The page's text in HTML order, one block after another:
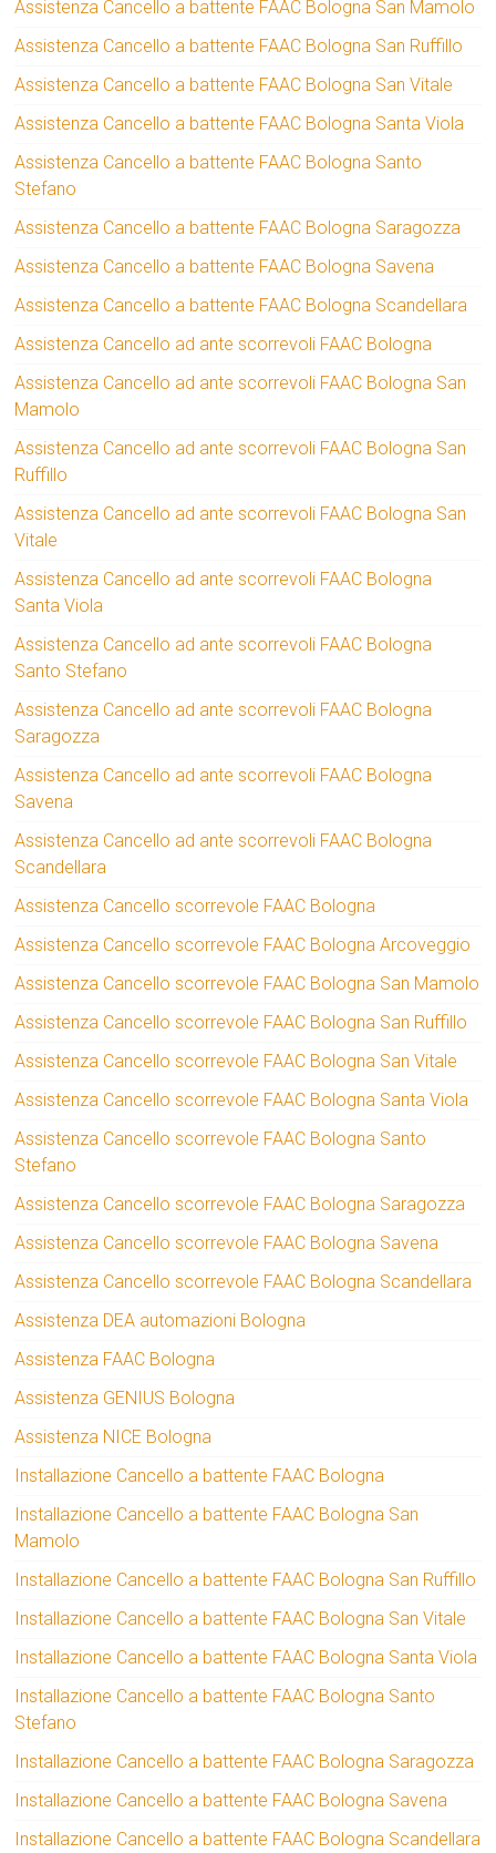
Assistenza Cancello a battente FAAC Bologna San Mamolo
Assistenza Cancello a battente FAAC Bologna San Ruffillo
Assistenza Cancello a battente FAAC Bologna San Vitale
Assistenza Cancello a battente FAAC Bologna Santa Viola
Assistenza Cancello a battente FAAC Bologna Santo
Stefano
Assistenza Cancello a battente FAAC Bologna Saragozza
Assistenza Cancello a battente FAAC Bologna Savena
Assistenza Cancello a battente FAAC Bologna Scandellara
Assistenza Cancello ad ante scorrevoli FAAC Bologna
Assistenza Cancello ad ante scorrevoli FAAC Bologna San
Mamolo
Assistenza Cancello ad ante scorrevoli FAAC Bologna San
Ruffillo
Assistenza Cancello ad ante scorrevoli FAAC Bologna San
Vitale
Assistenza Cancello ad ante scorrevoli FAAC Bologna
Santa Viola
Assistenza Cancello ad ante scorrevoli FAAC Bologna
Santo Stefano
Assistenza Cancello ad ante scorrevoli FAAC Bologna
Saragozza
Assistenza Cancello ad ante scorrevoli FAAC Bologna
Savena
Assistenza Cancello ad ante scorrevoli FAAC Bologna
Scandellara
Assistenza Cancello scorrevole FAAC Bologna
Assistenza Cancello scorrevole FAAC Bologna Arcoveggio
Assistenza Cancello scorrevole FAAC Bologna San Mamolo
Assistenza Cancello scorrevole FAAC Bologna San Ruffillo
Assistenza Cancello scorrevole FAAC Bologna San Vitale
Assistenza Cancello scorrevole FAAC Bologna Santa Viola
Assistenza Cancello scorrevole FAAC Bologna Santo
Stefano
Assistenza Cancello scorrevole FAAC Bologna Saragozza
Assistenza Cancello scorrevole FAAC Bologna Savena
Assistenza Cancello scorrevole FAAC Bologna Scandellara
Assistenza DEA automazioni Bologna
Assistenza FAAC Bologna
Assistenza GENIUS Bologna
Assistenza NICE Bologna
Installazione Cancello a battente FAAC Bologna
Installazione Cancello a battente FAAC Bologna San
Mamolo
Installazione Cancello a battente FAAC Bologna San Ruffillo
Installazione Cancello a battente FAAC Bologna San Vitale
Installazione Cancello a battente FAAC Bologna Santa Viola
Installazione Cancello a battente FAAC Bologna Santo
Stefano
Installazione Cancello a battente FAAC Bologna Saragozza
Installazione Cancello a battente FAAC Bologna Savena
Installazione Cancello a battente FAAC Bologna Scandellara